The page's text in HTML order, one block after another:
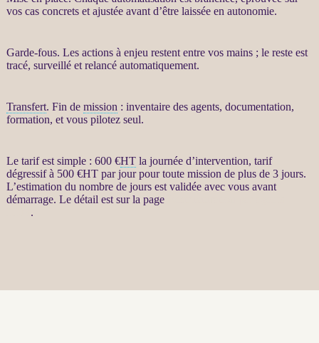
vos cas concrets et ajustée avant d’être laissée en autonomie.
Garde-fous. Les actions à enjeu restent entre vos mains ; le reste est
tracé, surveillé et relancé automatiquement.
Transfert. Fin de mission : inventaire des agents, documentation,
formation, et vous pilotez seul.
Le tarif est simple : 600 €HTla journée d’intervention, tarif
dégressif à 500 €HTpar jour pour toute mission de plus de 3 jours.
L’estimation du nombre de jours est validée avec vous avant
démarrage. Le détail est sur la page
.